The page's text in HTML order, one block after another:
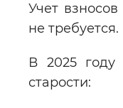
Учет
не требуется.
В 2025 году
старости: